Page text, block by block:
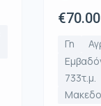
Γη
733τ.μ.